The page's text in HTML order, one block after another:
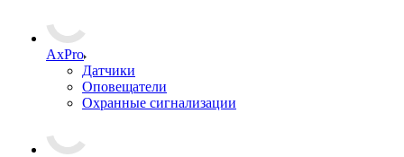
AxPro
Датчики
Оповещатели
Охранные сигнализации